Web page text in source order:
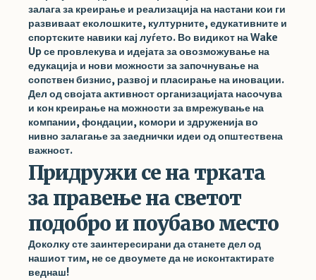
залага за креирање и реализација на настани кои ги
развиваат еколошките, културните, едукативните и
спортските навики кај луѓето. Во видикот на Wake
Up се провлекува и идејата за овозможување на
едукација и нови можности за започнување на
сопствен бизнис, развој и пласирање на иновации.
Дел од својата активност организацијата насочува
и кон креирање на можности за вмрежување на
компании, фондации, комори и здруженија во
нивно залагање за заеднички идеи од општествена
важност.
Придружи се на трката
за правење на светот
подобро и поубаво место
Доколку сте заинтересирани да станете дел од
нашиот тим, не се двоумете да не исконтактирате
веднаш!